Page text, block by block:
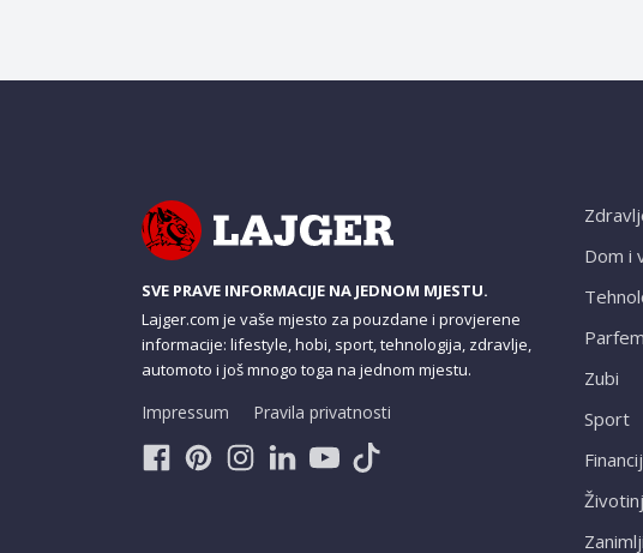
SVE PRAVE INFORMACIJE NA JEDNOM MJESTU.
Lajger.com je vaše mjesto za pouzdane i provjerene
informacije: lifestyle, hobi, sport, tehnologija, zdravlje,
automoto i još mnogo toga na jednom mjestu.
Impressum Pravila privatnosti
Dom i
Zubi
Sport